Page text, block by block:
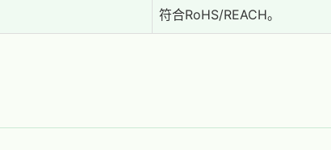
符合RoHS/REACH。